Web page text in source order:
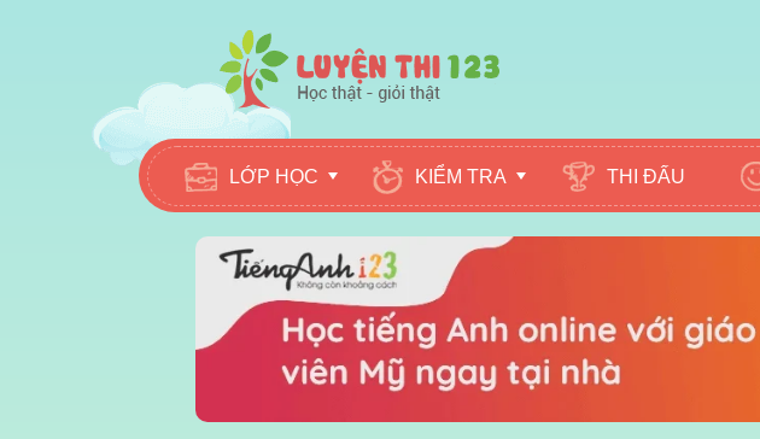
LỚP HỌC KIỂM TRA THI ĐẤU